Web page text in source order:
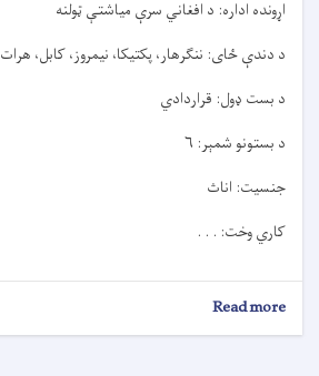
اړونده اداره: د افغاني سرې میاشتې ټولنه
د دندې ځای: ننګرهار، پکتیکا، نیمروز، کابل، هرات
د بست ډول: قراردادي
د بستونو شمېر: ۶
جنسیت: اناث
کاري وخت: . . .
Read more
د